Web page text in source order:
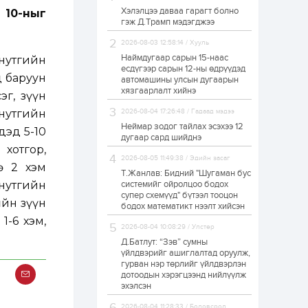
ныг
баруун
зүүн
5-10
2 хэм
зүүн
6 хэм,
ЗГ: Автобензин,
дизель түлшний
онцгой албан
татварыг тэглэлээ
1 өдөр 2
З.Мэндсайхан:
Хүнсний нөөцийг
бэлтгэх агуулах,
зоорь бэлтгэх ААН-
үүдэд хөнгөлөлттэй
зээл олгоно
1 өдөр
Европ дахь
монголчуудын
соёлын наадам
боллоо
1 өдөр 2 0
Өнгөрсөн сард
1,439.2 кг үнэт
металл худалдан
авчээ
Хэлэлцээ даваа гарагт болно
гэж Д.Трамп мэдэгджээ
2026-08-03 12:58:14 / Хууль
Наймдугаар сарын 15-наас
есдүгээр сарын 12-ны өдрүүдэд
автомашины улсын дугаарын
хязгаарлалт хийнэ
2026-08-04 17:26:48 / Гадаад мэдээ
Неймар зодог тайлах эсэхээ 12
дугаар сард шийднэ
2026-08-05 11:49:38 / Эдийн засаг
Т.Жанлав: Бидний "Шугаман бус
системийг ойролцоо бодох
супер схемүүд" бүтээл тооцон
бодох математикт нээлт хийсэн
2026-08-04 10:08:29 / Улстөр
Д.Батлут: “Зэв” сумны
үйлдвэрийг ашиглалтад оруулж,
гурван нэр төрлийг үйлдвэрлэн
дотоодын хэрэгцээнд нийлүүлж
эхэлсэн